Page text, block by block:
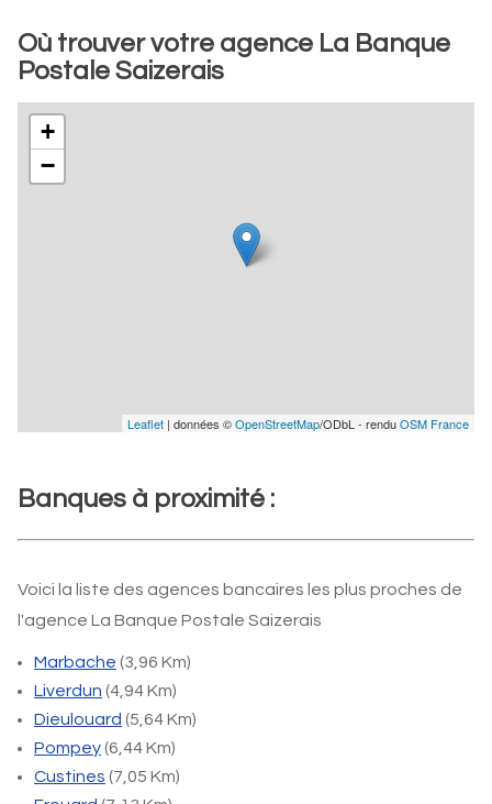
Où trouver votre agence La Banque
Postale Saizerais
+
−
Leaflet | données ©OpenStreetMap/ODbL - renduOSM France
Banques à proximité :
Voici la liste des agences bancaires les plus proches de
l'agence La Banque Postale Saizerais
Marbache (3,96 Km)
Liverdun (4,94 Km)
Dieulouard (5,64 Km)
Pompey(6,44 Km)
Custines (7,05 Km)